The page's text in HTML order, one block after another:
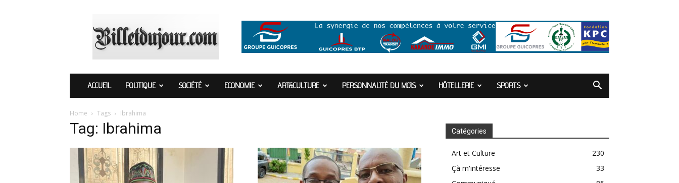
ACCUEIL POLITIQUE SOCIÉTÉ ECONOMIE ART&CULTURE PERSONNALITÉ DU MOIS HÔTELLERIE SPORTS
Home Tags Ibrahima
Tag: Ibrahima Catégories
Art et Culture
230
Çà m'intéresse
33